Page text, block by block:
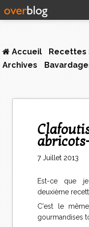
Accueil Recettes
Archives
Clafoutis noisettes-
7 Juillet 2013
Est-ce que
deuxième
C'est le
gourmandises